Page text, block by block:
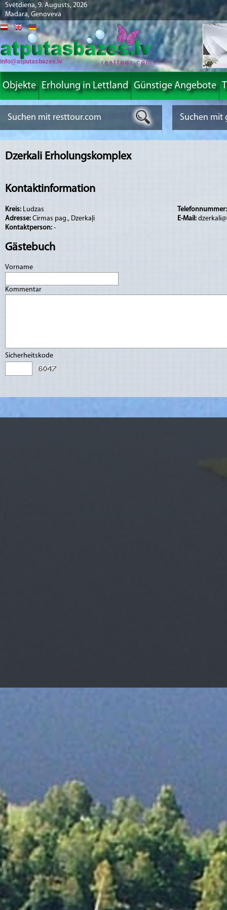
Svētdiena, 9. Augusts, 2026
Madara, Genoveva
info@atputasbazes.lv
Objekte Erholung in Lettland Günstige Angebote
Dzerkali Erholungskomplex
Kontaktinformation
Kreis: Ludzas
Adresse: Cirmas pag., Dzerkaļi
Kontaktperson: -
E-Mail:
Gästebuch
Vorname
Kommentar
Sicherheitskode